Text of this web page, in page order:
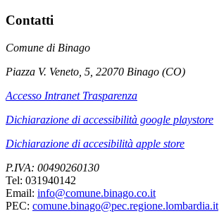
Contatti
Comune di Binago
Piazza V. Veneto, 5, 22070 Binago (CO)
Accesso Intranet Trasparenza
Dichiarazione di accessibilità google playstore
Dichiarazione di accesibilità apple store
P.IVA: 00490260130
Tel: 031940142
Email: info@comune.binago.co.it
PEC: comune.binago@pec.regione.lombardia.it